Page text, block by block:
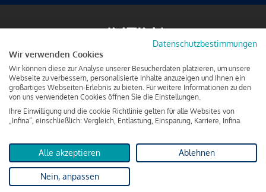
Datenschutzbestimmungen
Wir verwenden Cookies
Wir können diese zur Analyse unserer Besucherdaten platzieren, um unsere
Webseite zu verbessern, personalisierte Inhalte anzuzeigen und Ihnen ein
großartiges Webseiten-Erlebnis zu bieten. Für weitere Informationen zu den
von uns verwendeten Cookies öffnen Sie die Einstellungen.
Ihre Einwilligung und die cookie Richtlinie gelten für alle Websites von
„Infina“, einschließlich: Vergleich, Entlastung, Einsparung, Karriere, Infina.
Alle akzeptieren Ablehnen
Nein, anpassen